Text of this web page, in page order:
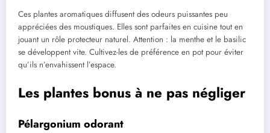
Ces plantes aromatiques diffusent des odeurs puissantes peu
appréciées des moustiques. Elles sont parfaites en cuisine tout en
jouant un rôle protecteur naturel. Attention : la menthe et le basilic
se développent vite. Cultivez-les de préférence en pot pour éviter
qu’ils n’envahissent l’espace.
Les plantes bonus à ne pas négliger
Pélargonium odorant